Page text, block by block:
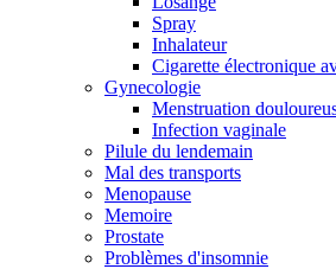
Spray
Inhalateur
Cigarette électronique
Gynecologie
Menstruation
Infection vaginale
Pilule du lendemain
Mal des transports
Menopause
Memoire
Prostate
Problèmes d'insomnie